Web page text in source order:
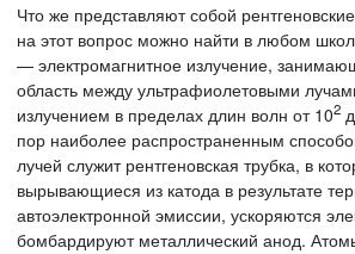
Что же представляют собой
на этот вопрос можно найти в любом
— электромагнитное излучение,
область между ультрафиолетовыми
излучением в пределах длин волн от 102
пор наиболее распространенным
лучей служит рентгеновская трубка, в
вырывающиеся из катода в результате
автоэлектронной эмиссии, ускоряются
бомбардируют металлический анод.